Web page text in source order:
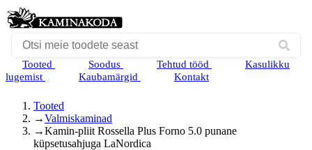
Tooted Soodus Tehtud tööd
Kasulikku
lugemist
Kaubamärgid Kontakt
Tooted
→Valmiskaminad
→Kamin-pliit Rossella Plus Forno 5.0 punane
küpsetusahjuga LaNordica